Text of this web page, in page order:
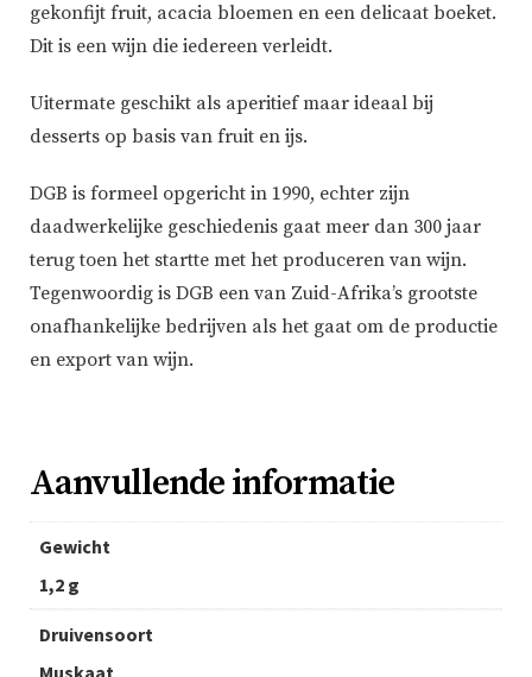
gekonfijt fruit, acacia bloemen en een delicaat boeket.
Dit is een wijn die iedereen verleidt.
Uitermate geschikt als aperitief maar ideaal bij
desserts op basis van fruit en ijs.
DGB is formeel opgericht in 1990, echter zijn
daadwerkelijke geschiedenis gaat meer dan 300 jaar
terug toen het startte met het produceren van wijn.
Tegenwoordig is DGB een van Zuid-Afrika’s grootste
onafhankelijke bedrijven als het gaat om de productie
en export van wijn.
Aanvullende informatie
Gewicht
1,2 g
Druivensoort